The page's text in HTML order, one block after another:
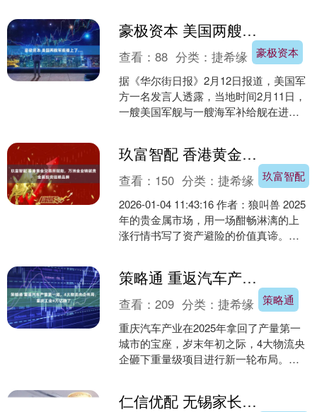
豪极资本 美国两艘军舰撞上了…
豪极资本
查看：88 分类：捷希缘
据《华尔街日报》2月12日报道，美国军
方一名发言人透露，当地时间2月11日，
一艘美国军舰与一艘海军补给舰在进行
玖富智配 香港黄金交易所赋能，万洲金业铸就贵金属投资信赖品牌
玖富智配
查看： 150 分类：捷希缘
2026-01-04 11:43:16 作者：狼叫兽 2025
年的贵金属市场，用一场酣畅淋漓的上
涨行情书写了资产避险的价值真谛。现
策略通 重返汽车产量第一城，4大物流央企布局，重庆工业4万亿稳了
策略通
查看：209 分类：捷希缘
重庆汽车产业在2025年拿回了产量第一
城市的宝座，岁末年初之际，4大物流央
企砸下重量级项目进行新一轮布局。这
仁信优配 无锡家长必看！信奥赛辅导机构大揭秘